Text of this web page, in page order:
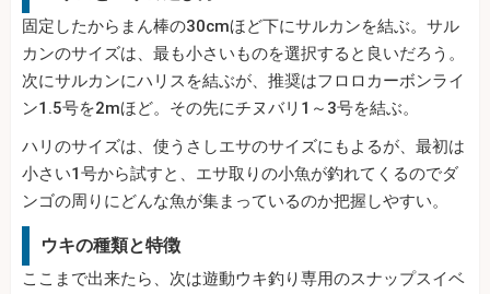
固定したからまん棒の30cmほど下にサルカンを結ぶ。サル
カンのサイズは、最も小さいものを選択すると良いだろう。
次にサルカンにハリスを結ぶが、推奨はフロロカーボンライ
ン1.5号を2mほど。その先にチヌバリ1～3号を結ぶ。
ハリのサイズは、使うさしエサのサイズにもよるが、最初は
小さい1号から試すと、エサ取りの小魚が釣れてくるのでダ
ンゴの周りにどんな魚が集まっているのか把握しやすい。
ウキの種類と特徴
ここまで出来たら、次は遊動ウキ釣り専用のスナップスイベ